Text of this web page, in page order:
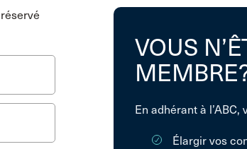
VOUS
En adhérant à l’ABC,
Élargir vos